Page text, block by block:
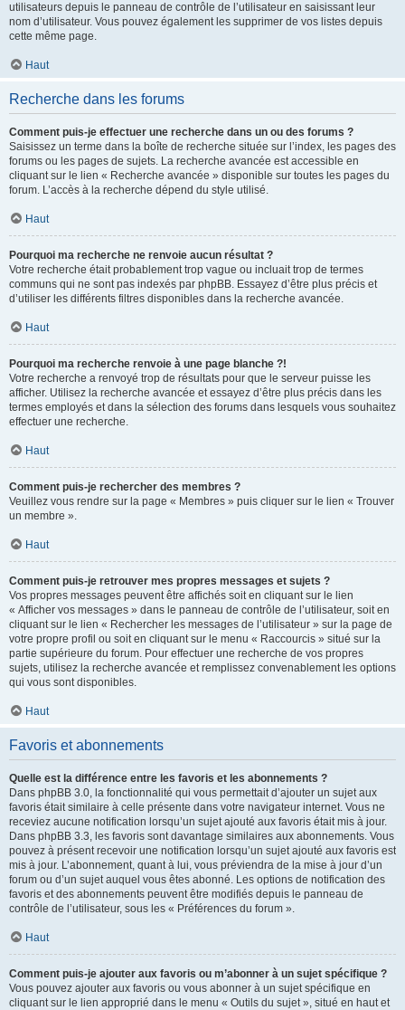
utilisateurs depuis le panneau de contrôle de l’utilisateur en saisissant leur
nom d’utilisateur. Vous pouvez également les supprimer de vos listes depuis
cette même page.
Haut
Recherche dans les forums
Comment puis-je effectuer une recherche dans un ou des forums ?
Saisissez un terme dans la boîte de recherche située sur l’index, les pages des
forums ou les pages de sujets. La recherche avancée est accessible en
cliquant sur le lien « Recherche avancée » disponible sur toutes les pages du
forum. L’accès à la recherche dépend du style utilisé.
Haut
Pourquoi ma recherche ne renvoie aucun résultat ?
Votre recherche était probablement trop vague ou incluait trop de termes
communs qui ne sont pas indexés par phpBB. Essayez d’être plus précis et
d’utiliser les différents filtres disponibles dans la recherche avancée.
Haut
Pourquoi ma recherche renvoie à une page blanche ?!
Votre recherche a renvoyé trop de résultats pour que le serveur puisse les
afficher. Utilisez la recherche avancée et essayez d’être plus précis dans les
termes employés et dans la sélection des forums dans lesquels vous souhaitez
effectuer une recherche.
Haut
Comment puis-je rechercher des membres ?
Veuillez vous rendre sur la page « Membres » puis cliquer sur le lien « Trouver
un membre ».
Haut
Comment puis-je retrouver mes propres messages et sujets ?
Vos propres messages peuvent être affichés soit en cliquant sur le lien
« Afficher vos messages » dans le panneau de contrôle de l’utilisateur, soit en
cliquant sur le lien « Rechercher les messages de l’utilisateur » sur la page de
votre propre profil ou soit en cliquant sur le menu « Raccourcis » situé sur la
partie supérieure du forum. Pour effectuer une recherche de vos propres
sujets, utilisez la recherche avancée et remplissez convenablement les options
qui vous sont disponibles.
Haut
Favoris et abonnements
Quelle est la différence entre les favoris et les abonnements ?
Dans phpBB 3.0, la fonctionnalité qui vous permettait d’ajouter un sujet aux
favoris était similaire à celle présente dans votre navigateur internet. Vous ne
receviez aucune notification lorsqu’un sujet ajouté aux favoris était mis à jour.
Dans phpBB 3.3, les favoris sont davantage similaires aux abonnements. Vous
pouvez à présent recevoir une notification lorsqu’un sujet ajouté aux favoris est
mis à jour. L’abonnement, quant à lui, vous préviendra de la mise à jour d’un
forum ou d’un sujet auquel vous êtes abonné. Les options de notification des
favoris et des abonnements peuvent être modifiés depuis le panneau de
contrôle de l’utilisateur, sous les « Préférences du forum ».
Haut
Comment puis-je ajouter aux favoris ou m’abonner à un sujet spécifique ?
Vous pouvez ajouter aux favoris ou vous abonner à un sujet spécifique en
cliquant sur le lien approprié dans le menu « Outils du sujet », situé en haut et